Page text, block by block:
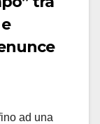
ad una